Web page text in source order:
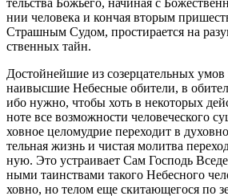
тель­ства Бо­жье­го, на­чи­ная с
нии че­ло­ве­ка и кон­чая вто­рым
Страш­ным Судом, про­сти­ра­ет­ся на
ствен­ных тайн.
До­стой­ней­шие из со­зер­ца­тель­ных
наи­выс­шие Небес­ные оби­те­ли, в
ибо нужно, чтобы хоть в неко­то­рых
но­те все воз­мож­но­сти че­ло­ве­че­ско­го
хов­ное це­ло­муд­рие пе­ре­хо­дит в
тель­ная жизнь и чи­стая мо­лит­ва
ную. Это устра­и­ва­ет Сам Гос­подь
ны­ми та­ин­ства­ми та­ко­го Небес­но­го
хов­но, но телом еще ски­та­ю­ще­го­ся по